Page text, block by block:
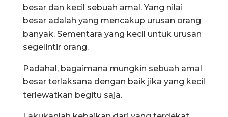
besar dan kecil sebuah amal. Yang nilai
besar adalah yang mencakup urusan orang
banyak. Sementara yang kecil untuk urusan
segelintir orang.
Padahal, bagaimana mungkin sebuah amal
besar terlaksana dengan baik jika yang kecil
terlewatkan begitu saja.